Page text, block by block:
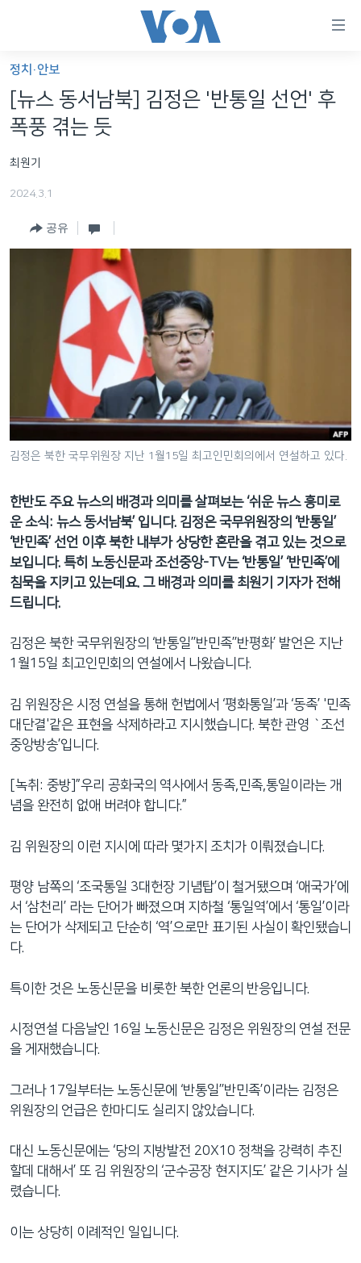
가
능
링
인
게
션
로
동
색
이
등
세계
라디오
프로그램
주파수 안내
언어 선택
정치·안보
[뉴스 동서남북] 김정은 '반통일 선언' 후
폭풍 겪는 듯
최원기
2024.3.1
공유
김정은 북한 국무위원장 지난 1월15일 최고인민회의에서 연설하고 있다.
한반도 주요 뉴스의 배경과 의미를 살펴보는 ‘쉬운 뉴스 흥미로
운 소식: 뉴스 동서남북’ 입니다. 김정은 국무위원장의 ‘반통일’
‘반민족’ 선언 이후 북한 내부가 상당한 혼란을 겪고 있는 것으로
보입니다. 특히 노동신문과 조선중앙-TV는 ‘반통일’ ‘반민족’에
침묵을 지키고 있는데요. 그 배경과 의미를 최원기 기자가 전해
드립니다.
김정은 북한 국무위원장의 ‘반통일’’반민족’’반평화’ 발언은 지난
1월15일 최고인민회의 연설에서 나왔습니다.
김 위원장은 시정 연설을 통해 헌법에서 ‘평화통일’과 ‘동족’ '민족
대단결'같은 표현을 삭제하라고 지시했습니다. 북한 관영 `조선
중앙방송’입니다.
[녹취: 중방]”우리 공화국의 역사에서 동족,민족,통일이라는 개
념을 완전히 없애 버려야 합니다.”
김 위원장의 이런 지시에 따라 몇가지 조치가 이뤄졌습니다.
평양 남쪽의 ‘조국통일 3대헌장 기념탑’이 철거됐으며 ‘애국가’에
서 ‘삼천리’ 라는 단어가 빠졌으며 지하철 ‘통일역’에서 ‘통일’이라
는 단어가 삭제되고 단순히 ‘역’으로만 표기된 사실이 확인됐습니
다.
특이한 것은 노동신문을 비롯한 북한 언론의 반응입니다.
시정연설 다음날인 16일 노동신문은 김정은 위원장의 연설 전문
을 게재했습니다.
그러나 17일부터는 노동신문에 ‘반통일’’반민족’이라는 김정은
위원장의 언급은 한마디도 실리지 않았습니다.
대신 노동신문에는 ‘당의 지방발전 20X10 정책을 강력히 추진
할데 대해서’ 또 김 위원장의 ‘군수공장 현지지도’ 같은 기사가 실
렸습니다.
이는 상당히 이례적인 일입니다.